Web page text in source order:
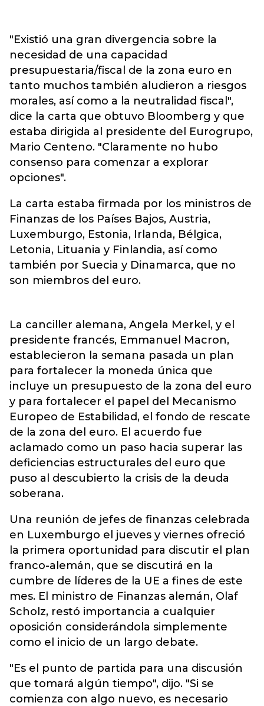
"Existió una gran divergencia sobre la
necesidad de una capacidad
presupuestaria/fiscal de la zona euro en
tanto muchos también aludieron a riesgos
morales, así como a la neutralidad fiscal",
dice la carta que obtuvo Bloomberg y que
estaba dirigida al presidente del Eurogrupo,
Mario Centeno. "Claramente no hubo
consenso para comenzar a explorar
opciones".
La carta estaba firmada por los ministros de
Finanzas de los Países Bajos, Austria,
Luxemburgo, Estonia, Irlanda, Bélgica,
Letonia, Lituania y Finlandia, así como
también por Suecia y Dinamarca, que no
son miembros del euro.
La canciller alemana, Angela Merkel, y el
presidente francés, Emmanuel Macron,
establecieron la semana pasada un plan
para fortalecer la moneda única que
incluye un presupuesto de la zona del euro
y para fortalecer el papel del Mecanismo
Europeo de Estabilidad, el fondo de rescate
de la zona del euro. El acuerdo fue
aclamado como un paso hacia superar las
deficiencias estructurales del euro que
puso al descubierto la crisis de la deuda
soberana.
Una reunión de jefes de finanzas celebrada
en Luxemburgo el jueves y viernes ofreció
la primera oportunidad para discutir el plan
franco-alemán, que se discutirá en la
cumbre de líderes de la UE a fines de este
mes. El ministro de Finanzas alemán, Olaf
Scholz, restó importancia a cualquier
oposición considerándola simplemente
como el inicio de un largo debate.
"Es el punto de partida para una discusión
que tomará algún tiempo", dijo. "Si se
comienza con algo nuevo, es necesario